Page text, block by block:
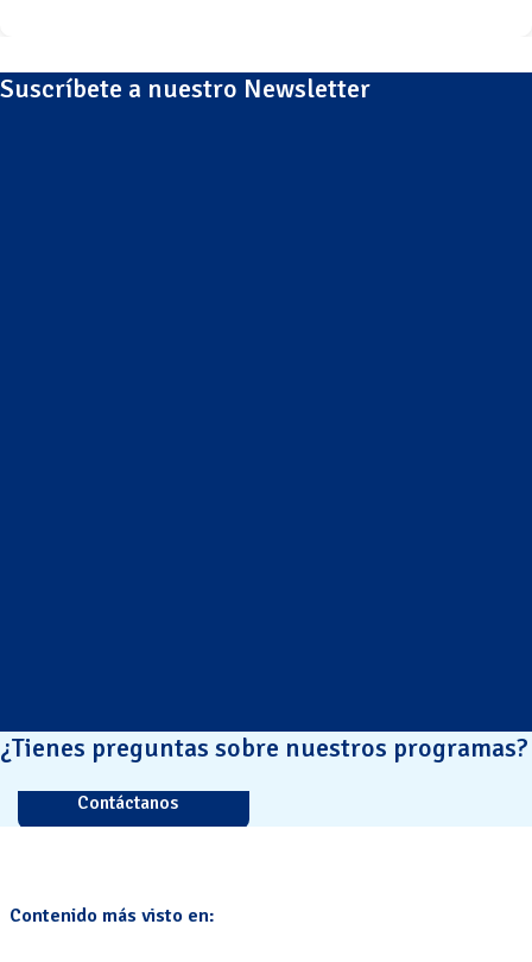
Suscríbete a nuestro Newsletter
¿Tienes preguntas sobre nuestros programas?
Contáctanos
Contenido más visto en: